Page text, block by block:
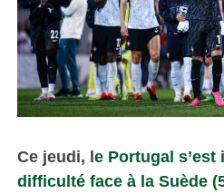
Ce jeudi, le Portugal
difficulté face à la Suède